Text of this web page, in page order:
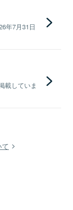
年7月31日
載していま